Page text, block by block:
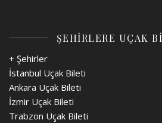
ŞEHİRLERE UÇAK
+ Şehirler
İstanbul Uçak Bileti
Ankara Uçak Bileti
İzmir Uçak Bileti
Trabzon Uçak Bileti